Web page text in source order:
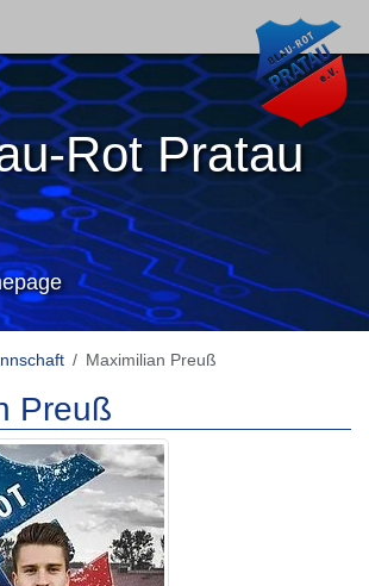
Rot Pratau
Maximilian Preuß
Preuß